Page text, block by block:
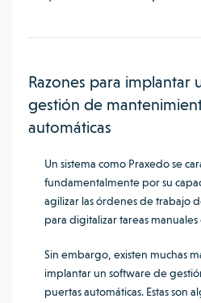
Razones para implantar
gestión de
automáticas
Un sistema como Praxedo se
fundamentalmente por su
agilizar las órdenes de trabajo
para digitalizar tareas
Sin embargo, existen muchas
implantar un software de
puertas automáticas. Estas son